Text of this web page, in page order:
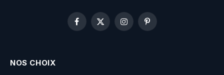
Facebook
X
InstagramPinterest
NOS CHOIX